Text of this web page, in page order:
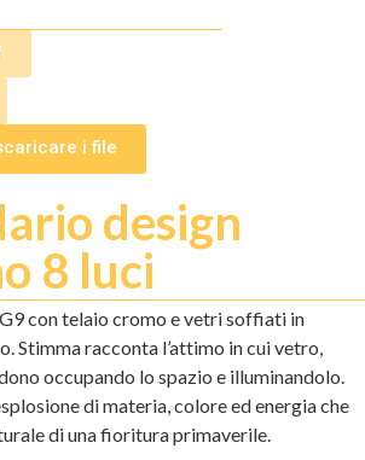
i file
design
8 luci
con telaio cromo e vetri soffiati in
Stimma racconta l’attimo in cui vetro,
occupando lo spazio e illuminandolo.
di materia, colore ed energia che
di una fioritura primaverile.